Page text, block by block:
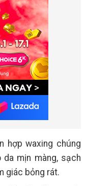
hợp waxing chúng
mịn màng, sạch
giác bỏng rát.